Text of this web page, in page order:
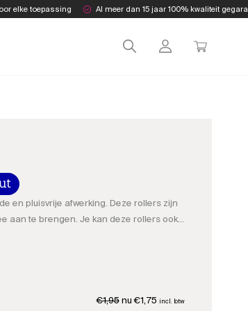
elke toepassing Al meer dan 15 jaar 100% kwaliteit
en pluisvrije afwerking. Deze rollers zijn
aan te brengen. Je kan deze rollers ook
niet een goede verf beugel mee te
€1,95Oorspronkelijke
€1,75Huidige
incl. btw